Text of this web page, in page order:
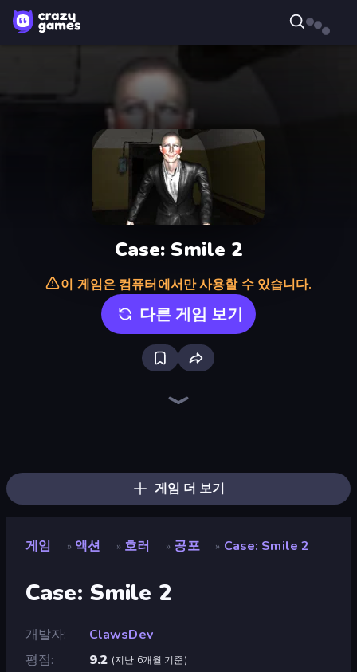
Case: Smile 2
이 게임은 컴퓨터에서만 사용할 수 있습니다.
다른 게임 보기
게임 더 보기
게임 » 액션 » 호러 » 공포 » Case: Smile 2
Case: Smile 2
개발자
ClawsDev
평점
9.2 (지난 6개월 기준)